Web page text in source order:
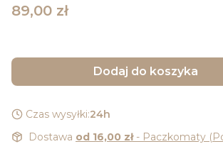
Cena
89,00 zł
Dodaj do koszyka
Czas wysyłki:24h
Dostawa od 16,00 zł - Paczkomaty